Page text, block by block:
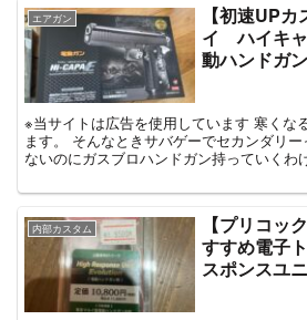
エアガン
【初速UP
イ ハイキ
動ハンド
※当サイトは広告を使用しています 寒くなるとガスブロ使えなくなり
ます。 そんなときサバゲーでセカンダリーって困りますよね。 使え
ないのにガスブロハンドガン持っていくわ
内部カスタム
【プリコッ
すすめ電子
スポンスユ